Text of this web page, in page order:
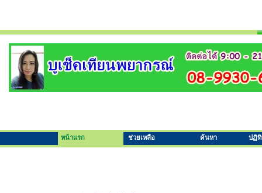
หน้าแรก ช่วยเหลือ ค้นหา ปฏิ